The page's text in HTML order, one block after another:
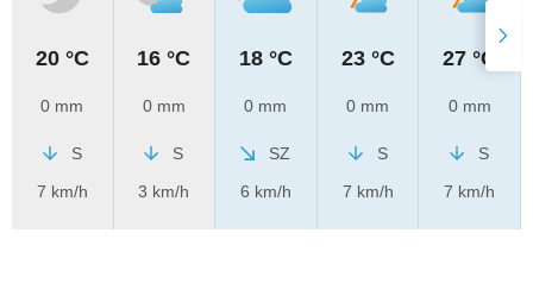
20 °C
0 mm
S
7 km/h
16 °C
0 mm
S
3 km/h
18 °C
0 mm
SZ
6 km/h
23 °C
0 mm
S
7 km/h
27 °C
0 mm
S
7 km/h